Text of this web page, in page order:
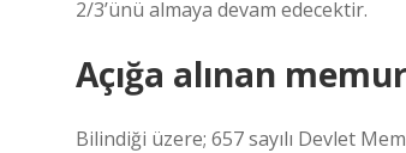
2/3’ünü almaya devam edecektir.
Açığa alınan
Bilindiği üzere; 657 sayılı Devlet